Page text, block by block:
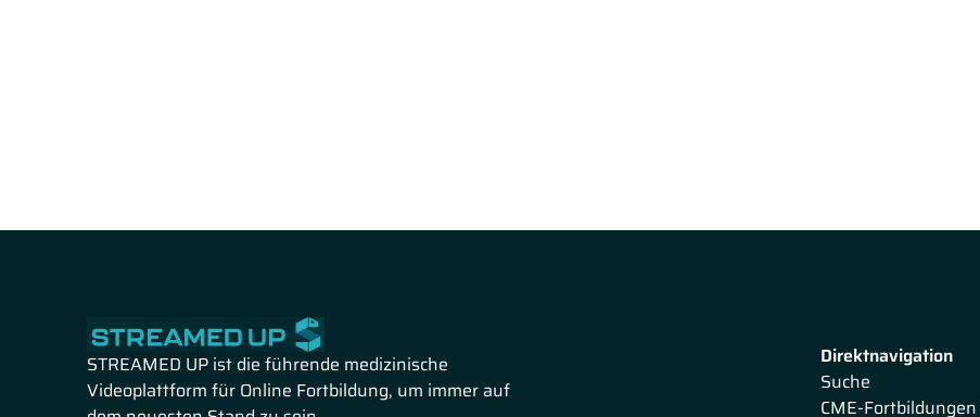
STREAMED UP ist die führende medizinische
Videoplattform für Online Fortbildung, um immer auf
Direktnavigation
Suche
CME-Fortbildungen